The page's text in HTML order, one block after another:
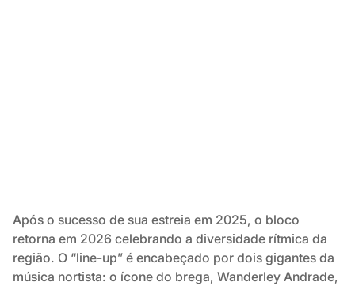
Após o sucesso de sua estreia em 2025, o bloco
retorna em 2026 celebrando a diversidade rítmica da
região. O “line-up” é encabeçado por dois gigantes da
música nortista: o ícone do brega, Wanderley Andrade,